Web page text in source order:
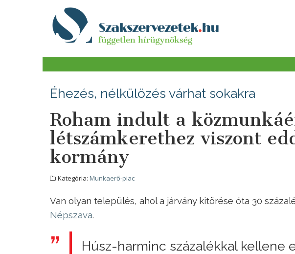
Éhezés, nélkülözés várhat sokakra
Roham indult a
létszámkerethez viszont
kormány
Kategória: Munkaerő-piac
Van olyan település, ahol a járvány kitörése óta 30
Népszava.
Húsz-harminc százalékkal kellene